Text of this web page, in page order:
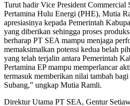
Turut hadir Vice President Commercial
Pertamina Hulu Energi (PHE), Mutia
apresiasinya kepada Pemerintah
yang diberikan sehingga proses
berharap PT SEA mampu menjaga
memaksimalkan potensi kedua belah
yang telah terjalin antara Pemerintah
Pertamina EP mampu memperlancar
termasuk memberikan nilai tambah
Subang,” ungkap Mutia Ramli.
Direktur Utama PT SEA, Gentur